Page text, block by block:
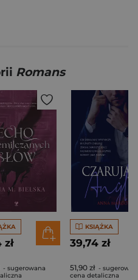
Romans
zł
- sugerowana
KSIĄŻKA
39,74 zł
51,90 zł -
cena detaliczna